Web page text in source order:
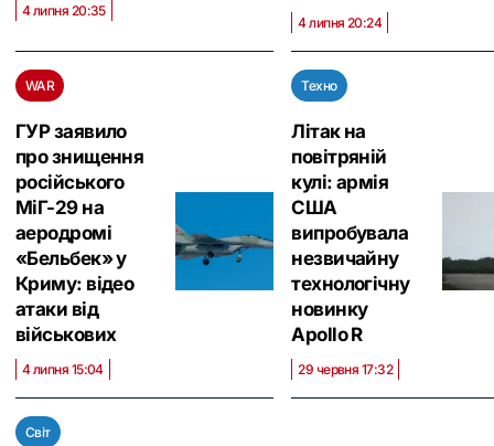
4 липня 20:35
4 липня 20:24
WAR
ГУР заявило
про знищення
російського
МіГ-29 на
аеродромі
«Бельбек» у
Криму: відео
атаки від
військових
4 липня 15:04
Техно
Літак на
повітряній
кулі: армія
США
випробувала
незвичайну
технологічну
новинку
Apollo R
29 червня 17:32
Світ